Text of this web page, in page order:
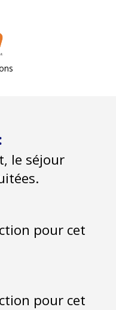
:
le séjour
pour cet
pour cet